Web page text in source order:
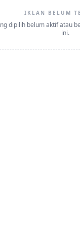
IKLAN BELUM
dipilih belum aktif atau
ini.